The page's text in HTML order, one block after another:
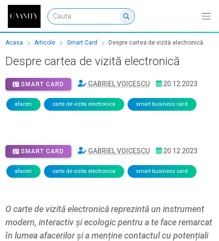
Acasa Articole Smart Card Despre cartea de vizită electronică
Despre cartea de vizită electronică
SMART CARD GABRIEL VOICESCU 20.12.2023
afaceri carte de vizita electronica smart business card
SMART CARD GABRIEL VOICESCU 20.12.2023
afaceri carte de vizita electronica smart business card
O carte de vizită electronică reprezintă un instrument
modern, interactiv și ecologic pentru a te face remarcat
în lumea afacerilor și a menține contactul cu potențiali